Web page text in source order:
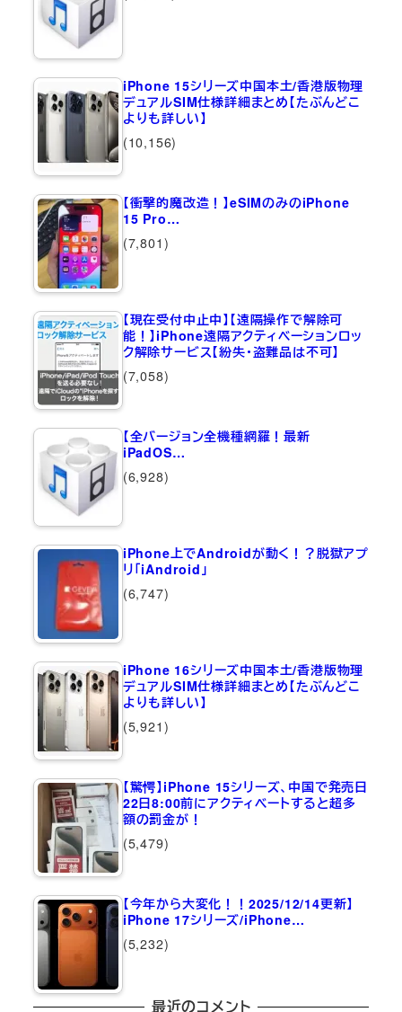
iPhone 15シリーズ中国本土/香港版物理
デュアルSIM仕様詳細まとめ【たぶんどこ
よりも詳しい】
(10,156)
【衝撃的魔改造！】eSIMのみのiPhone
15 Pro…
(7,801)
【現在受付中止中】【遠隔操作で解除可
能！】iPhone遠隔アクティベーションロッ
ク解除サービス【紛失・盗難品は不可】
(7,058)
【全バージョン全機種網羅！最新
iPadOS…
(6,928)
iPhone上でAndroidが動く！？脱獄アプ
リ「iAndroid」
(6,747)
iPhone 16シリーズ中国本土/香港版物理
デュアルSIM仕様詳細まとめ【たぶんどこ
よりも詳しい】
(5,921)
【驚愕】iPhone 15シリーズ、中国で発売日
22日8:00前にアクティベートすると超多
額の罰金が！
(5,479)
【今年から大変化！！2025/12/14更新】
iPhone 17シリーズ/iPhone…
(5,232)
最近のコメント